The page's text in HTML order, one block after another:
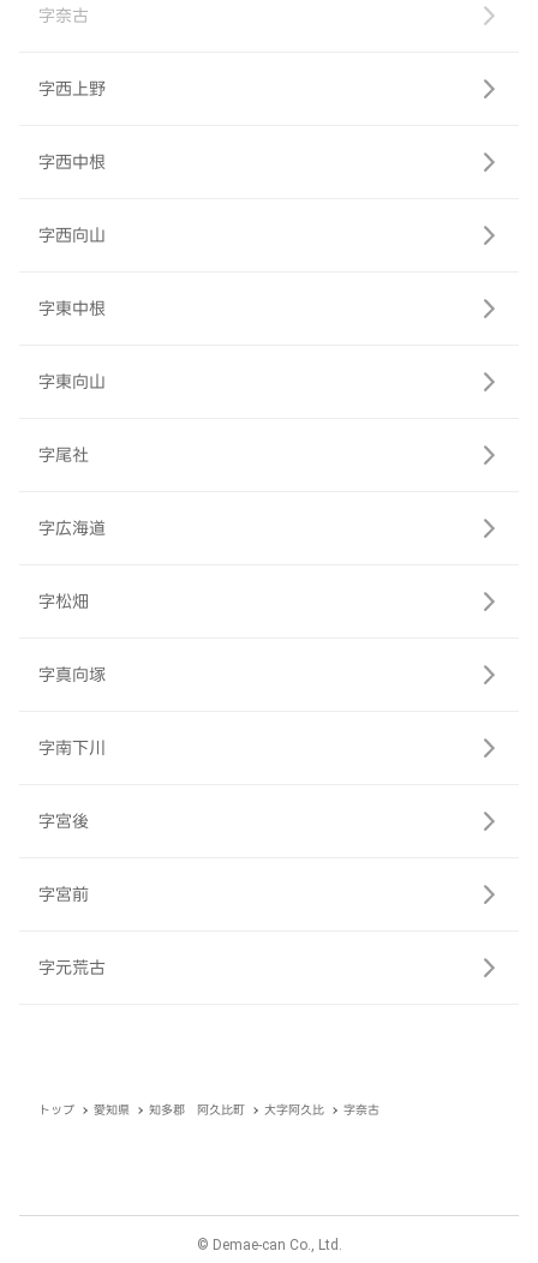
字奈古
字西上野
字西中根
字西向山
字東中根
字東向山
字尾社
字広海道
字松畑
字真向塚
字南下川
字宮後
字宮前
字元荒古
トップ 愛知県 知多郡 阿久比町 大字阿久比 字奈古
© Demae-can Co., Ltd.